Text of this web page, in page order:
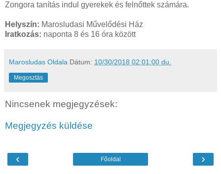
Zongora tanítás indul gyerekek és felnőttek számára.
Helyszín: Marosludasi Művelődési Ház
Iratkozás: naponta 8 és 16 óra között
Marosludas Oldala Dátum: 10/30/2018 02:01:00 du.
Megosztás
Nincsenek megjegyzések:
Megjegyzés küldése
‹ ›
Főoldal